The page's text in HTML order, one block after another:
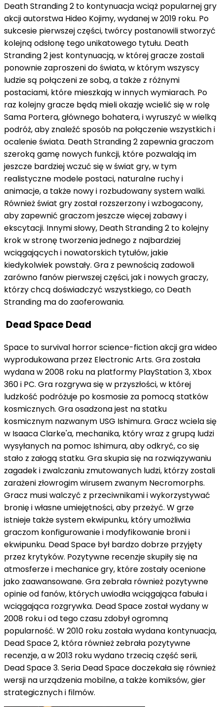
Death Stranding 2 to kontynuacja wciąż popularnej gry
akcji autorstwa Hideo Kojimy, wydanej w 2019 roku. Po
sukcesie pierwszej części, twórcy postanowili stworzyć
kolejną odsłonę tego unikatowego tytułu. Death
Stranding 2 jest kontynuacją, w której gracze zostali
ponownie zaproszeni do świata, w którym wszyscy
ludzie są połączeni ze sobą, a także z różnymi
postaciami, które mieszkają w innych wymiarach. Po
raz kolejny gracze będą mieli okazję wcielić się w rolę
Sama Portera, głównego bohatera, i wyruszyć w wielką
podróż, aby znaleźć sposób na połączenie wszystkich i
ocalenie świata. Death Stranding 2 zapewnia graczom
szeroką gamę nowych funkcji, które pozwalają im
jeszcze bardziej wczuć się w świat gry, w tym
realistyczne modele postaci, naturalne ruchy i
animacje, a także nowy i rozbudowany system walki.
Również świat gry został rozszerzony i wzbogacony,
aby zapewnić graczom jeszcze więcej zabawy i
ekscytacji. Innymi słowy, Death Stranding 2 to kolejny
krok w stronę tworzenia jednego z najbardziej
wciągających i nowatorskich tytułów, jakie
kiedykolwiek powstały. Gra z pewnością zadowoli
zarówno fanów pierwszej części, jak i nowych graczy,
którzy chcą doświadczyć wszystkiego, co Death
Stranding ma do zaoferowania.
Dead Space Dead
Space to survival horror science-fiction akcji gra wideo
wyprodukowana przez Electronic Arts. Gra została
wydana w 2008 roku na platformy PlayStation 3, Xbox
360 i PC. Gra rozgrywa się w przyszłości, w której
ludzkość podróżuje po kosmosie za pomocą statków
kosmicznych. Gra osadzona jest na statku
kosmicznym nazwanym USG Ishimura. Gracz wciela się
w Isaaca Clarke'a, mechanika, który wraz z grupą ludzi
wysyłanych na pomoc Ishimura, aby odkryć, co się
stało z załogą statku. Gra skupia się na rozwiązywaniu
zagadek i zwalczaniu zmutowanych ludzi, którzy zostali
zarażeni złowrogim wirusem zwanym Necromorphs.
Gracz musi walczyć z przeciwnikami i wykorzystywać
bronię i własne umiejętności, aby przeżyć. W grze
istnieje także system ekwipunku, który umożliwia
graczom konfigurowanie i modyfikowanie broni i
ekwipunku. Dead Space był bardzo dobrze przyjęty
przez krytyków. Pozytywne recenzje skupiły się na
atmosferze i mechanice gry, które zostały ocenione
jako zaawansowane. Gra zebrała również pozytywne
opinie od fanów, których uwiodła wciągająca fabuła i
wciągająca rozgrywka. Dead Space został wydany w
2008 roku i od tego czasu zdobył ogromną
popularność. W 2010 roku została wydana kontynuacja,
Dead Space 2, która również zebrała pozytywne
recenzje, a w 2013 roku wydano trzecią część serii,
Dead Space 3. Seria Dead Space doczekała się również
wersji na urządzenia mobilne, a także komiksów, gier
strategicznych i filmów.